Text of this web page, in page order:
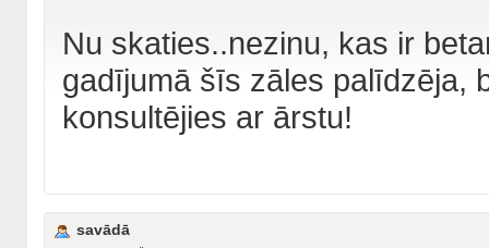
Nu skaties..nezinu, kas ir
gadījumā šīs zāles palīdzēja,
konsultējies ar ārstu!
savādā